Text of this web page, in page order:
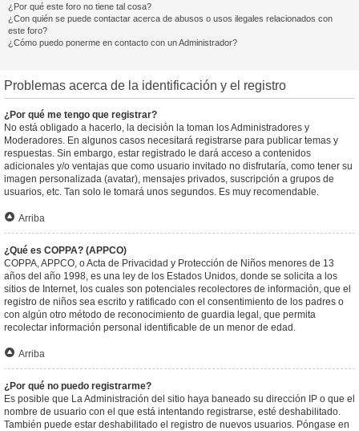
¿Por qué este foro no tiene tal cosa?
¿Con quién se puede contactar acerca de abusos o usos ilegales relacionados con
este foro?
¿Cómo puedo ponerme en contacto con un Administrador?
Problemas acerca de la identificación y el registro
¿Por qué me tengo que registrar?
No está obligado a hacerlo, la decisión la toman los Administradores y
Moderadores. En algunos casos necesitará registrarse para publicar temas y
respuestas. Sin embargo, estar registrado le dará acceso a contenidos
adicionales y/o ventajas que como usuario invitado no disfrutaría, como tener su
imagen personalizada (avatar), mensajes privados, suscripción a grupos de
usuarios, etc. Tan solo le tomará unos segundos. Es muy recomendable.
Arriba
¿Qué es COPPA? (APPCO)
COPPA, APPCO, o Acta de Privacidad y Protección de Niños menores de 13
años del año 1998, es una ley de los Estados Unidos, donde se solicita a los
sitios de Internet, los cuales son potenciales recolectores de información, que el
registro de niños sea escrito y ratificado con el consentimiento de los padres o
con algún otro método de reconocimiento de guardia legal, que permita
recolectar información personal identificable de un menor de edad.
Arriba
¿Por qué no puedo registrarme?
Es posible que La Administración del sitio haya baneado su dirección IP o que el
nombre de usuario con el que está intentando registrarse, esté deshabilitado.
También puede estar deshabilitado el registro de nuevos usuarios. Póngase en